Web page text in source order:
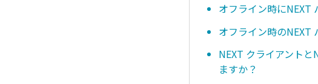
オフライン時にNEXT
オフライン時のNEXT
NEXT クライアント
ますか？